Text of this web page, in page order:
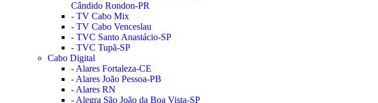
Cândido Rondon-PR
- TV Cabo Mix
- TV Cabo Venceslau
- TVC Santo Anastácio-SP
- TVC Tupã-SP
Cabo Digital
- Alares Fortaleza-CE
- Alares João Pessoa-PB
- Alares RN
- Alegra São João da Boa Vista-SP